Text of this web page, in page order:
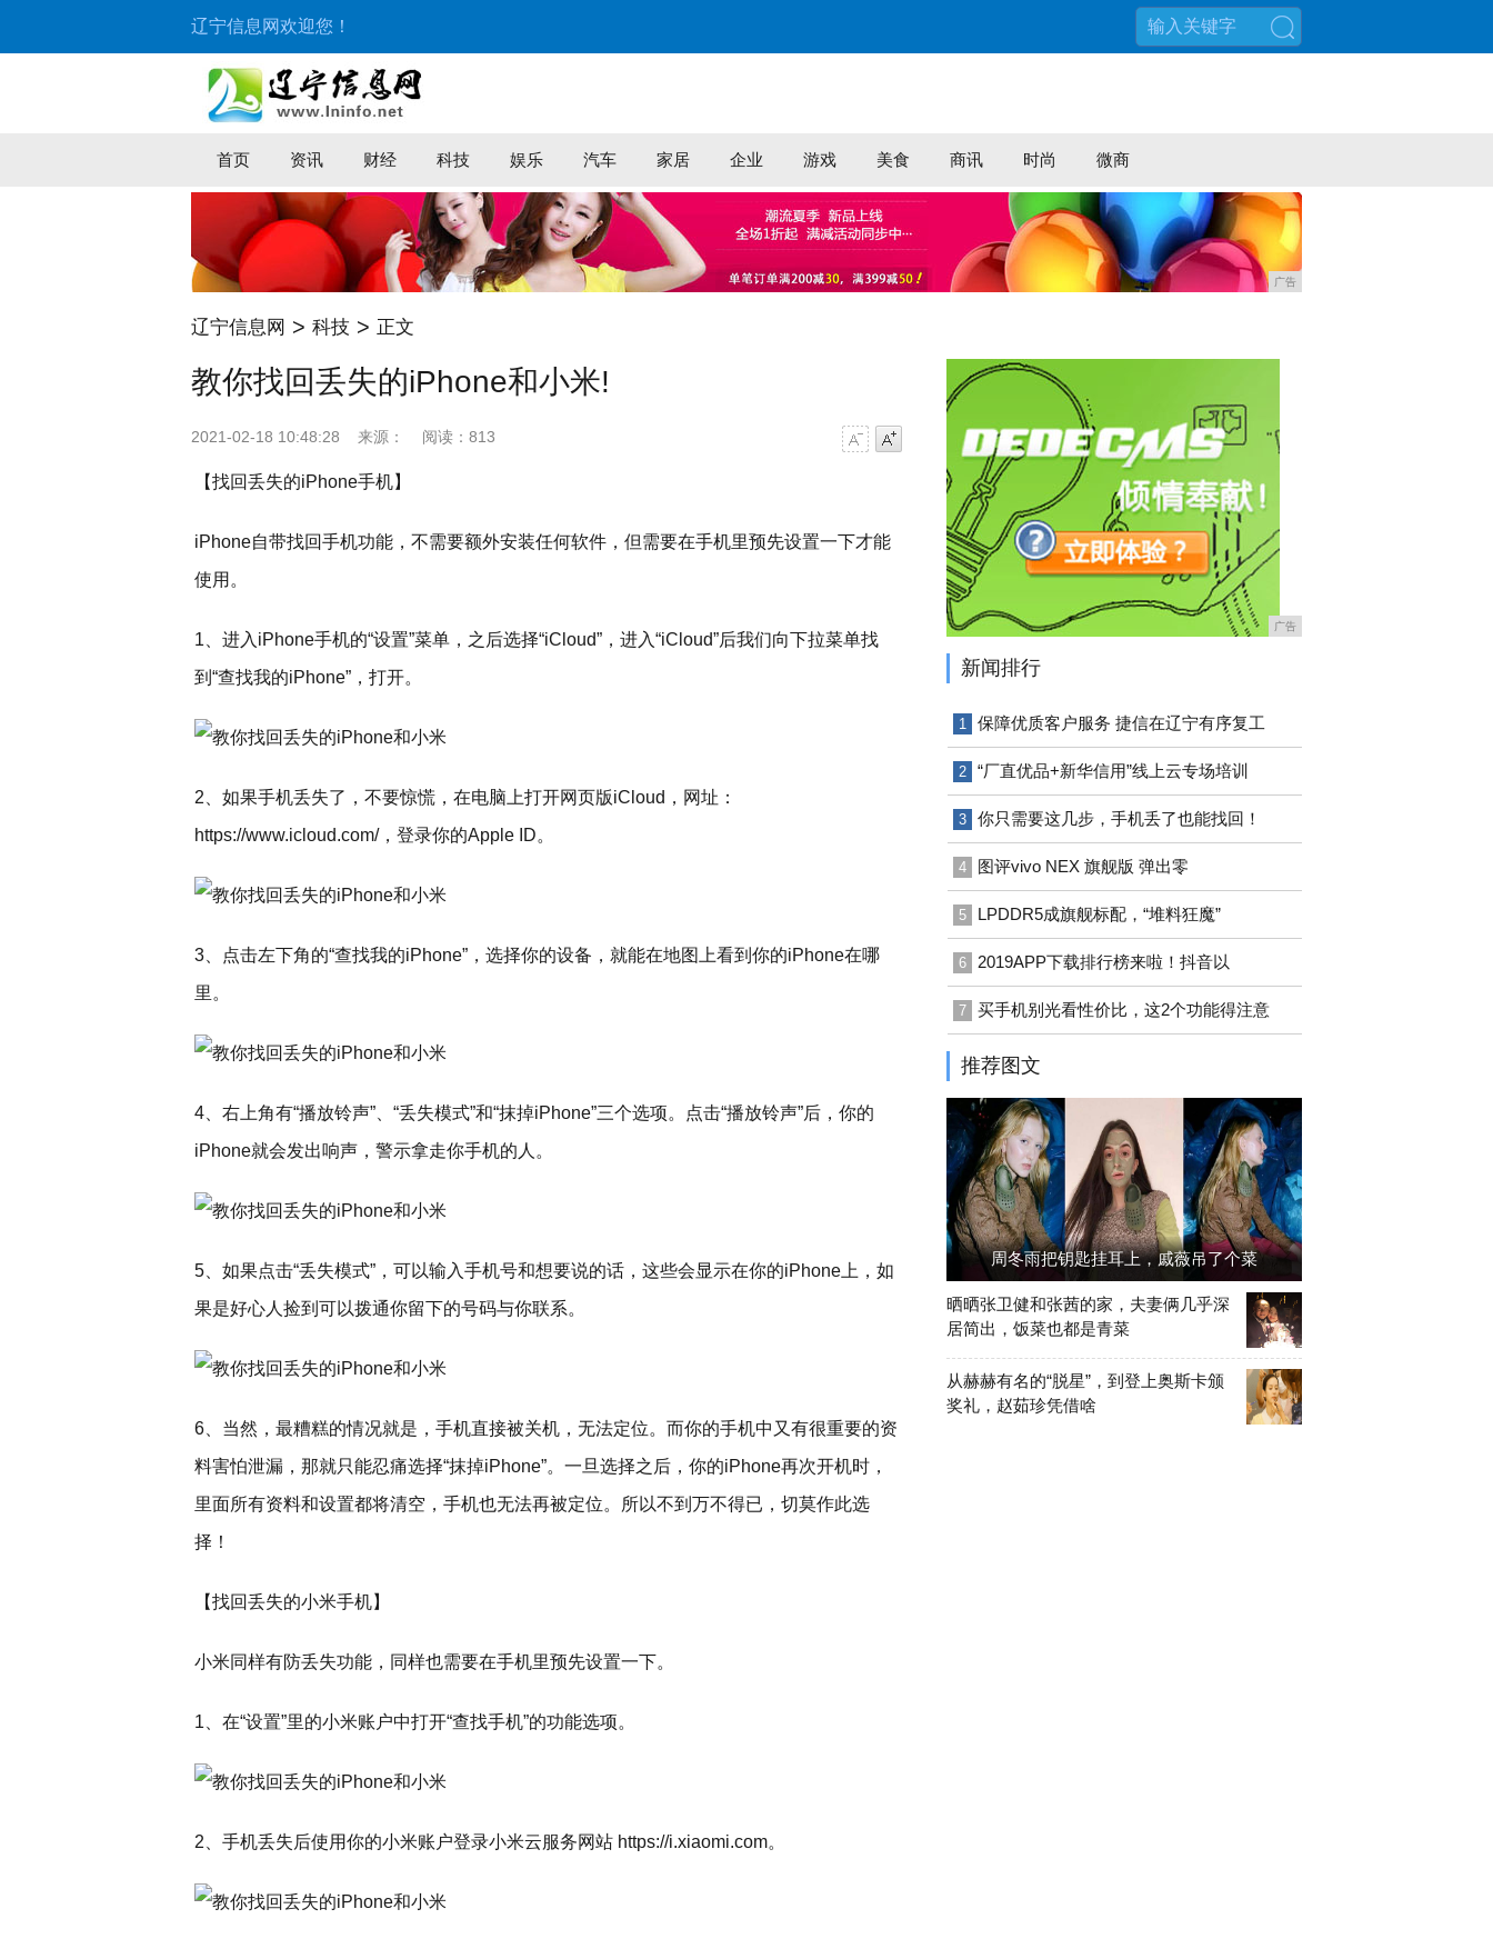
辽宁信息网欢迎您！
首页 资讯 财经 科技 娱乐 汽车 家居 企业 游戏 美食 商讯 时尚 微商
广告
辽宁信息网 > 科技 > 正文
教你找回丢失的iPhone和小米!
2021-02-18 10:48:28 来源： 阅读：813
【找回丢失的iPhone手机】
iPhone自带找回手机功能，不需要额外安装任何软件，但需要在手机里预先设置一下才能
使用。
1、进入iPhone手机的“设置”菜单，之后选择“iCloud”，进入“iCloud”后我们向下拉菜单找
到“查找我的iPhone”，打开。
2、如果手机丢失了，不要惊慌，在电脑上打开网页版iCloud，网址：
https://www.icloud.com/，登录你的Apple ID。
3、点击左下角的“查找我的iPhone”，选择你的设备，就能在地图上看到你的iPhone在哪
里。
4、右上角有“播放铃声”、“丢失模式”和“抹掉iPhone”三个选项。点击“播放铃声”后，你的
iPhone就会发出响声，警示拿走你手机的人。
5、如果点击“丢失模式”，可以输入手机号和想要说的话，这些会显示在你的iPhone上，如
果是好心人捡到可以拨通你留下的号码与你联系。
6、当然，最糟糕的情况就是，手机直接被关机，无法定位。而你的手机中又有很重要的资
料害怕泄漏，那就只能忍痛选择“抹掉iPhone”。一旦选择之后，你的iPhone再次开机时，
里面所有资料和设置都将清空，手机也无法再被定位。所以不到万不得已，切莫作此选
择！
【找回丢失的小米手机】
小米同样有防丢失功能，同样也需要在手机里预先设置一下。
1、在“设置”里的小米账户中打开“查找手机”的功能选项。
2、手机丢失后使用你的小米账户登录小米云服务网站 https://i.xiaomi.com。
广告
新闻排行
1 保障优质客户服务 捷信在辽宁有序复工
2 “厂直优品+新华信用”线上云专场培训
3 你只需要这几步，手机丢了也能找回！
4 图评vivo NEX 旗舰版 弹出零
5 LPDDR5成旗舰标配，“堆料狂魔”
6 2019APP下载排行榜来啦！抖音以
7 买手机别光看性价比，这2个功能得注意
推荐图文
周冬雨把钥匙挂耳上，戚薇吊了个菜
晒晒张卫健和张茜的家，夫妻俩几乎深
居简出，饭菜也都是青菜
从赫赫有名的“脱星”，到登上奥斯卡颁
奖礼，赵茹珍凭借啥